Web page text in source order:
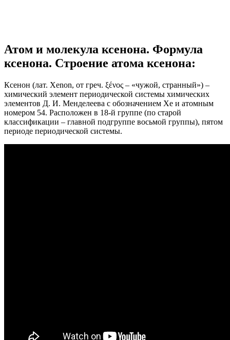
Атом и молекула ксенона. Формула
ксенона. Строение атома ксенона:
Ксенон (лат. Xenon, от греч. ξένος – «чужой, странный») –
химический элемент периодической системы химических
элементов Д. И. Менделеева с обозначением Xe и атомным
номером 54. Расположен в 18-й группе (по старой
классификации – главной подгруппе восьмой группы), пятом
периоде периодической системы.